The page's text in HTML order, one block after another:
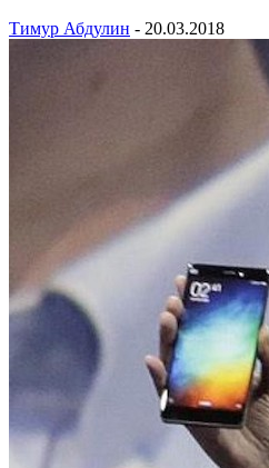
Тимур Абдулин - 20.03.2018